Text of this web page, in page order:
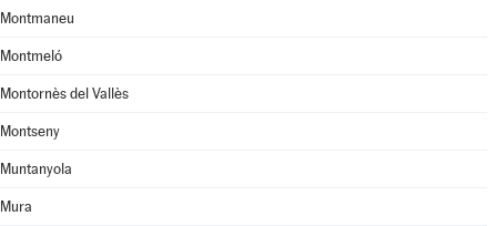
Montmaneu
Montmeló
Montornès del Vallès
Montseny
Muntanyola
Mura